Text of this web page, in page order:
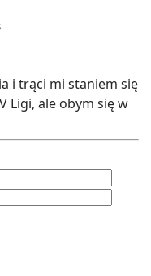
i trąci mi staniem się
Ligi, ale obym się w